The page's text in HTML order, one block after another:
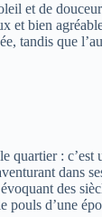
et de
bien
tandis que
quartier :
des
d’une